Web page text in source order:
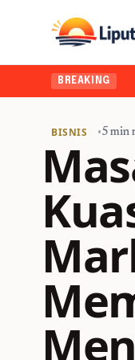
BREAKING
BISNIS •5 min